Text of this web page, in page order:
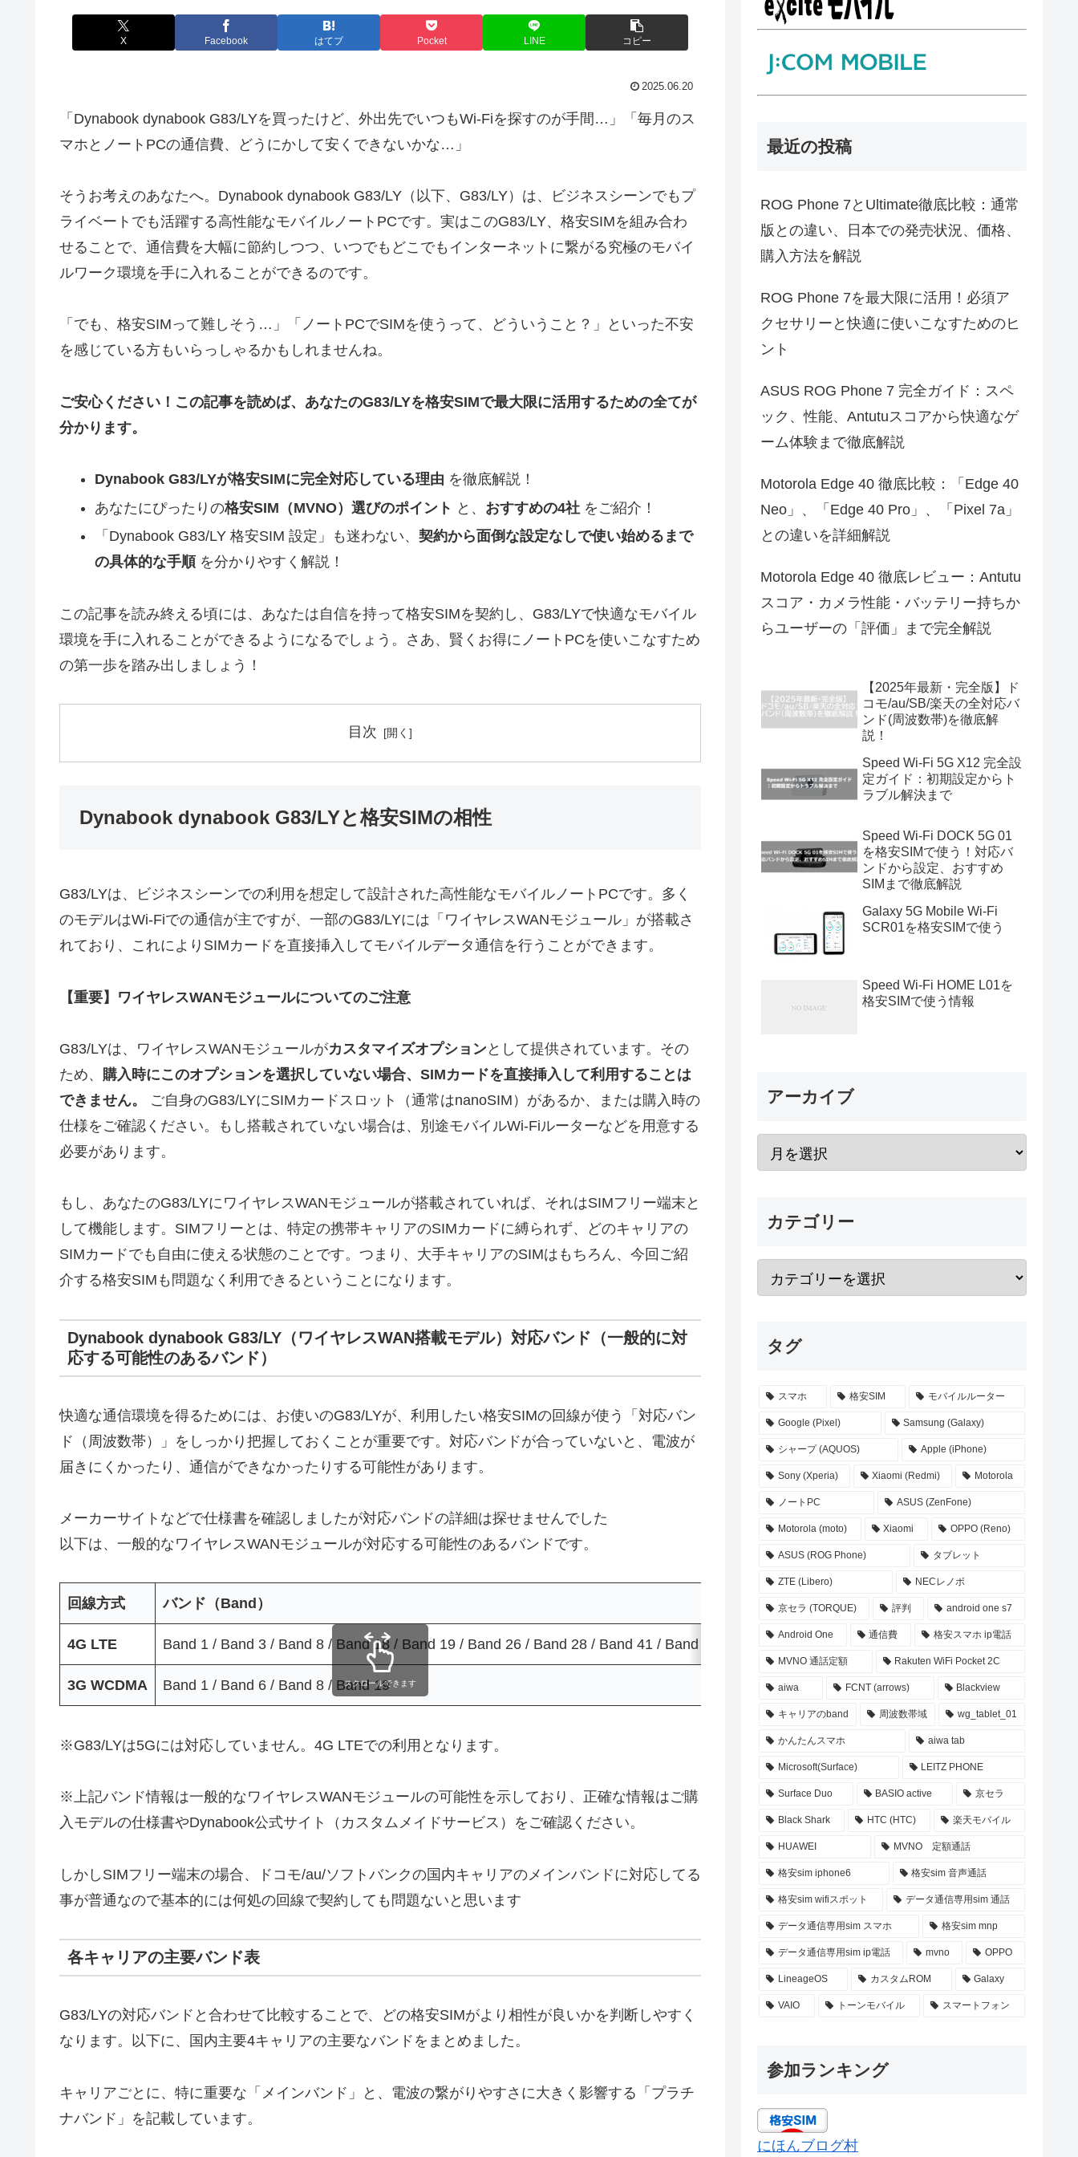
X Facebook はてブ Pocket LINE コピー
2025.06.20
「Dynabook dynabook G83/LYを買ったけど、外出先でいつもWi-Fiを探すのが手間…」「毎月のス
マホとノートPCの通信費、どうにかして安くできないかな…」
そうお考えのあなたへ。Dynabook dynabook G83/LY（以下、G83/LY）は、ビジネスシーンでもプ
ライベートでも活躍する高性能なモバイルノートPCです。実はこのG83/LY、格安SIMを組み合わ
せることで、通信費を大幅に節約しつつ、いつでもどこでもインターネットに繋がる究極のモバイ
ルワーク環境を手に入れることができるのです。
「でも、格安SIMって難しそう…」「ノートPCでSIMを使うって、どういうこと？」といった不安
を感じている方もいらっしゃるかもしれませんね。
ご安心ください！この記事を読めば、あなたのG83/LYを格安SIMで最大限に活用するための全てが
分かります。
Dynabook G83/LYが格安SIMに完全対応している理由 を徹底解説！
あなたにぴったりの格安SIM（MVNO）選びのポイント と、 おすすめの4社をご紹介！
「Dynabook G83/LY 格安SIM 設定」も迷わない、 契約から面倒な設定なしで使い始めるまで
の具体的な手順を分かりやすく解説！
この記事を読み終える頃には、あなたは自信を持って格安SIMを契約し、G83/LYで快適なモバイル
環境を手に入れることができるようになるでしょう。さあ、賢くお得にノートPCを使いこなすため
の第一歩を踏み出しましょう！
目次
Dynabook dynabook G83/LYと格安SIMの相性
G83/LYは、ビジネスシーンでの利用を想定して設計された高性能なモバイルノートPCです。多く
のモデルはWi-Fiでの通信が主ですが、一部のG83/LYには「ワイヤレスWANモジュール」が搭載さ
れており、これによりSIMカードを直接挿入してモバイルデータ通信を行うことができます。
【重要】ワイヤレスWANモジュールについてのご注意
G83/LYは、ワイヤレスWANモジュールがカスタマイズオプションとして提供されています。その
ため、 購入時にこのオプションを選択していない場合、SIMカードを直接挿入して利用することは
できません。
ご自身のG83/LYにSIMカードスロット（通常はnanoSIM）があるか、または購入時の
仕様をご確認ください。もし搭載されていない場合は、別途モバイルWi-Fiルーターなどを用意する
必要があります。
もし、あなたのG83/LYにワイヤレスWANモジュールが搭載されていれば、それはSIMフリー端末と
して機能します。SIMフリーとは、特定の携帯キャリアのSIMカードに縛られず、どのキャリアの
SIMカードでも自由に使える状態のことです。つまり、大手キャリアのSIMはもちろん、今回ご紹
介する格安SIMも問題なく利用できるということになります。
Dynabook dynabook G83/LY（ワイヤレスWAN搭載モデル）対応バンド（一般的に対
応する可能性のあるバンド）
快適な通信環境を得るためには、お使いのG83/LYが、利用したい格安SIMの回線が使う「対応バン
ド（周波数帯）」をしっかり把握しておくことが重要です。対応バンドが合っていないと、電波が
届きにくかったり、通信ができなかったりする可能性があります。
メーカーサイトなどで仕様書を確認しましたが対応バンドの詳細は探せませんでした
以下は、一般的なワイヤレスWANモジュールが対応する可能性のあるバンドです。
回線方式 バンド（Band）
4G LTE Band 1 / Band 3 / Band 8 / Band 18 / Band 19 / Band 26 / Band 28 / Band 41 / Band 42
3G WCDMA Band 1 / Band 6 / Band 8 / Band 19
スクロールできます
※G83/LYは5Gには対応していません。4G LTEでの利用となります。
※上記バンド情報は一般的なワイヤレスWANモジュールの可能性を示しており、正確な情報はご購
入モデルの仕様書やDynabook公式サイト（カスタムメイドサービス）をご確認ください。
しかしSIMフリー端末の場合、ドコモ/au/ソフトバンクの国内キャリアのメインバンドに対応してる
事が普通なので基本的には何処の回線で契約しても問題ないと思います
各キャリアの主要バンド表
G83/LYの対応バンドと合わせて比較することで、どの格安SIMがより相性が良いかを判断しやすく
なります。以下に、国内主要4キャリアの主要なバンドをまとめました。
キャリアごとに、特に重要な「メインバンド」と、電波の繋がりやすさに大きく影響する「プラチ
ナバンド」を記載しています。
最近の投稿
ROG Phone 7とUltimate徹底比較：通常
版との違い、日本での発売状況、価格、
購入方法を解説
ROG Phone 7を最大限に活用！必須ア
クセサリーと快適に使いこなすためのヒ
ント
ASUS ROG Phone 7 完全ガイド：スペ
ック、性能、Antutuスコアから快適なゲ
ーム体験まで徹底解説
Motorola Edge 40 徹底比較：「Edge 40
Neo」、「Edge 40 Pro」、「Pixel 7a」
との違いを詳細解説
Motorola Edge 40 徹底レビュー：Antutu
スコア・カメラ性能・バッテリー持ちか
らユーザーの「評価」まで完全解説
【2025年最新・完全版】ド
コモ/au/SB/楽天の全対応バ
ンド(周波数帯)を徹底解
説！
Speed Wi-Fi 5G X12 完全設
定ガイド：初期設定からト
ラブル解決まで
Speed Wi-Fi DOCK 5G 01
を格安SIMで使う！対応バ
ンドから設定、おすすめ
SIMまで徹底解説
Galaxy 5G Mobile Wi-Fi
SCR01を格安SIMで使う
Speed Wi-Fi HOME L01を
格安SIMで使う情報
アーカイブ
カテゴリー
タグ
スマホ 格安SIM モバイルルーター
Google (Pixel) Samsung (Galaxy)
シャープ (AQUOS) Apple (iPhone)
Sony (Xperia) Xiaomi (Redmi) Motorola
ノートPC ASUS (ZenFone)
Motorola (moto) Xiaomi OPPO (Reno)
ASUS (ROG Phone) タブレット
ZTE (Libero) NECレノボ
京セラ (TORQUE) 評判 android one s7
Android One 通信費 格安スマホ ip電話
MVNO 通話定額 Rakuten WiFi Pocket 2C
aiwa FCNT (arrows) Blackview
キャリアのband 周波数帯域 wg_tablet_01
かんたんスマホ aiwa tab
Microsoft(Surface) LEITZ PHONE
Surface Duo BASIO active 京セラ
Black Shark HTC (HTC) 楽天モバイル
HUAWEI MVNO 定額通話
格安sim iphone6 格安sim 音声通話
格安sim wifiスポット データ通信専用sim 通話
データ通信専用sim スマホ 格安sim mnp
データ通信専用sim ip電話 mvno OPPO
LineageOS カスタムROM Galaxy
VAIO トーンモバイル スマートフォン
参加ランキング
にほんブログ村